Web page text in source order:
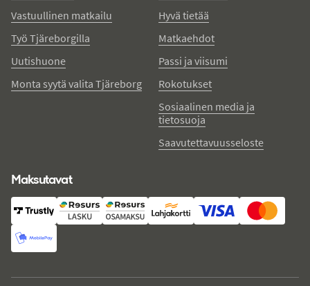
Vastuullinen matkailu
Työ Tjäreborgilla
Uutishuone
Monta syytä valita Tjäreborg
Hyvä tietää
Matkaehdot
Passi ja viisumi
Rokotukset
Sosiaalinen media ja
tietosuoja
Saavutettavuusseloste
Maksutavat